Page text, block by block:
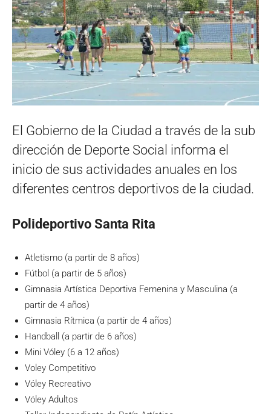
El Gobierno de la Ciudad a través de la sub
dirección de Deporte Social informa el
inicio de sus actividades anuales en los
diferentes centros deportivos de la ciudad.
Polideportivo Santa Rita
Atletismo (a partir de 8 años)
Fútbol (a partir de 5 años)
Gimnasia Artística Deportiva Femenina y Masculina (a
partir de 4 años)
Gimnasia Rítmica (a partir de 4 años)
Handball (a partir de 6 años)
Mini Vóley (6 a 12 años)
Voley Competitivo
Vóley Recreativo
Vóley Adultos